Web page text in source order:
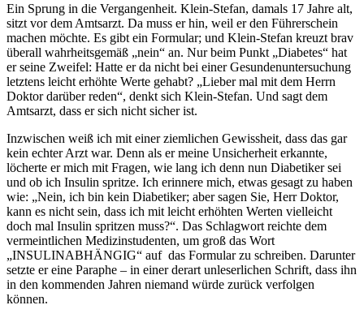
Ein Sprung in die Vergangenheit. Klein-Stefan, damals 17 Jahre alt,
sitzt vor dem Amtsarzt. Da muss er hin, weil er den Führerschein
machen möchte. Es gibt ein Formular; und Klein-Stefan kreuzt brav
überall wahrheitsgemäß „nein“ an. Nur beim Punkt „Diabetes“ hat
er seine Zweifel: Hatte er da nicht bei einer Gesundenuntersuchung
letztens leicht erhöhte Werte gehabt? „Lieber mal mit dem Herrn
Doktor darüber reden“, denkt sich Klein-Stefan. Und sagt dem
Amtsarzt, dass er sich nicht sicher ist.
Inzwischen weiß ich mit einer ziemlichen Gewissheit, dass das gar
kein echter Arzt war. Denn als er meine Unsicherheit erkannte,
löcherte er mich mit Fragen, wie lang ich denn nun Diabetiker sei
und ob ich Insulin spritze. Ich erinnere mich, etwas gesagt zu haben
wie: „Nein, ich bin kein Diabetiker; aber sagen Sie, Herr Doktor,
kann es nicht sein, dass ich mit leicht erhöhten Werten vielleicht
doch mal Insulin spritzen muss?“. Das Schlagwort reichte dem
vermeintlichen Medizinstudenten, um groß das Wort
„INSULINABHÄNGIG“ auf das Formular zu schreiben. Darunter
setzte er eine Paraphe – in einer derart unleserlichen Schrift, dass ihn
in den kommenden Jahren niemand würde zurück verfolgen
können.